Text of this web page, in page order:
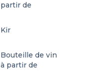
partir de
Kir
Bouteille de vin
à partir de